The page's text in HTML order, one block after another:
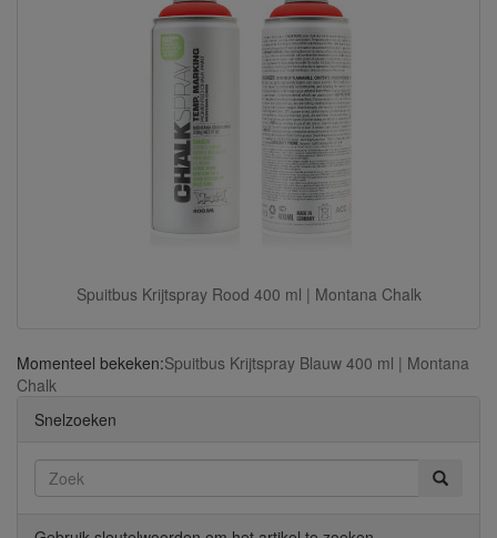
Spuitbus Krijtspray Rood 400 ml | Montana Chalk
Momenteel bekeken:Spuitbus Krijtspray Blauw 400 ml | Montana
Chalk
Snelzoeken